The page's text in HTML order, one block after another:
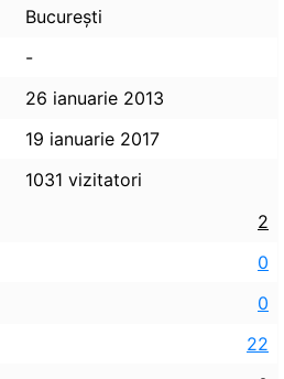
Bucureşti
-
26 ianuarie 2013
19 ianuarie 2017
1031 vizitatori
2
0
0
22